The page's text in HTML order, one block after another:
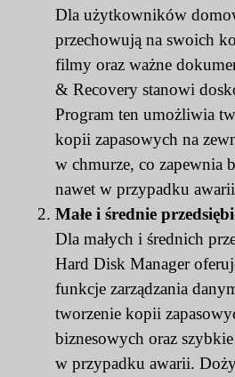
Dla użytkowników
przechowują na swoich
filmy oraz ważne
& Recovery stanowi
Program ten umożliwia
kopii zapasowych na
w chmurze, co zapewnia
nawet w przypadku
Małe i średnie
Dla małych i średnich
Hard Disk Manager
funkcje zarządzania
tworzenie kopii
biznesowych oraz
w przypadku awarii.